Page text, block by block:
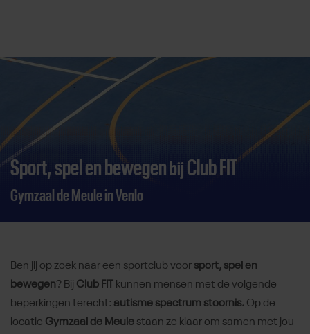
Direct door naar content
Sport, spel en bewegen bij Club FIT
Gymzaal de Meule in Venlo
Ben jij op zoek naar een sportclub voor sport, spel en
bewegen? Bij Club FIT
kunnen mensen met de volgende
beperkingen terecht: autisme spectrum stoornis. Op de
locatie Gymzaal de Meule staan ze klaar om samen met jou